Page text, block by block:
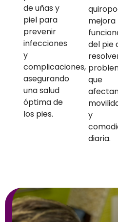
de uñas y
piel para
prevenir
infecciones
y
complicaciones,
asegurando
una salud
óptima de
los pies.
mejora
del pie
que
y
diaria.